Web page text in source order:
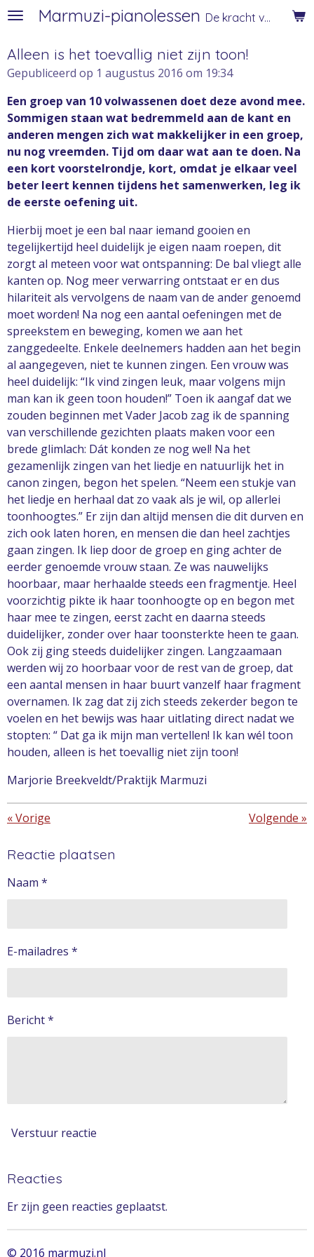
Ga
naar
hoofdinhoud
Marmuzi-pianolessen De kracht van muziek
Alleen is het toevallig niet zijn toon!
Gepubliceerd op 1 augustus 2016 om 19:34
Een groep van 10 volwassenen doet deze avond mee.
Sommigen staan wat bedremmeld aan de kant en
anderen mengen zich wat makkelijker in een groep,
nu nog vreemden. Tijd om daar wat aan te doen. Na
een kort voorstelrondje, kort, omdat je elkaar veel
beter leert kennen tijdens het samenwerken, leg ik
de eerste oefening uit.
Hierbij moet je een bal naar iemand gooien en
tegelijkertijd heel duidelijk je eigen naam roepen, dit
zorgt al meteen voor wat ontspanning: De bal vliegt alle
kanten op. Nog meer verwarring ontstaat er en dus
hilariteit als vervolgens de naam van de ander genoemd
moet worden! Na nog een aantal oefeningen met de
spreekstem en beweging, komen we aan het
zanggedeelte. Enkele deelnemers hadden aan het begin
al aangegeven, niet te kunnen zingen. Een vrouw was
heel duidelijk: “Ik vind zingen leuk, maar volgens mijn
man kan ik geen toon houden!” Toen ik aangaf dat we
zouden beginnen met Vader Jacob zag ik de spanning
van verschillende gezichten plaats maken voor een
brede glimlach: Dát konden ze nog wel! Na het
gezamenlijk zingen van het liedje en natuurlijk het in
canon zingen, begon het spelen. “Neem een stukje van
het liedje en herhaal dat zo vaak als je wil, op allerlei
toonhoogtes.” Er zijn dan altijd mensen die dit durven en
zich ook laten horen, en mensen die dan heel zachtjes
gaan zingen. Ik liep door de groep en ging achter de
eerder genoemde vrouw staan. Ze was nauwelijks
hoorbaar, maar herhaalde steeds een fragmentje. Heel
voorzichtig pikte ik haar toonhoogte op en begon met
haar mee te zingen, eerst zacht en daarna steeds
duidelijker, zonder over haar toonsterkte heen te gaan.
Ook zij ging steeds duidelijker zingen. Langzaamaan
werden wij zo hoorbaar voor de rest van de groep, dat
een aantal mensen in haar buurt vanzelf haar fragment
overnamen. Ik zag dat zij zich steeds zekerder begon te
voelen en het bewijs was haar uitlating direct nadat we
stopten: “ Dat ga ik mijn man vertellen! Ik kan wél toon
houden, alleen is het toevallig niet zijn toon!
Marjorie Breekveldt/Praktijk Marmuzi
«Vorige Volgende »
Reactie plaatsen
Naam *
E-mailadres *
Bericht *
Verstuur reactie
Reacties
Er zijn geen reacties geplaatst.
© 2016 marmuzi.nl